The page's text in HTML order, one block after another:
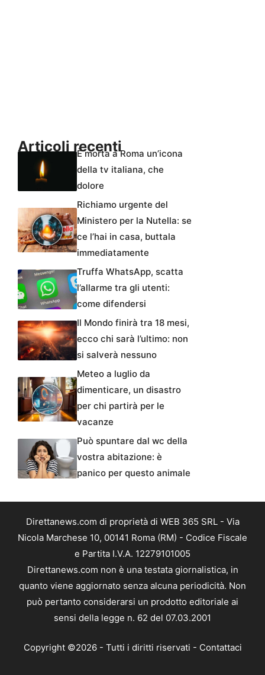
Articoli recentiÈ morta a Roma un’icona
della tv italiana, che
dolore
Richiamo urgente del
Ministero per la Nutella: se
ce l’hai in casa, buttala
immediatamente
Truffa WhatsApp, scatta
l’allarme tra gli utenti:
come difendersi
Il Mondo finirà tra 18 mesi,
ecco chi sarà l’ultimo: non
si salverà nessuno
Meteo a luglio da
dimenticare, un disastro
per chi partirà per le
vacanze
Può spuntare dal wc della
vostra abitazione: è
panico per questo animale
Direttanews.com di proprietà di WEB 365 SRL - Via
Nicola Marchese 10, 00141 Roma (RM) - Codice Fiscale
e Partita I.V.A. 12279101005
Direttanews.com non è una testata giornalistica, in
quanto viene aggiornato senza alcuna periodicità. Non
può pertanto considerarsi un prodotto editoriale ai
sensi della legge n. 62 del 07.03.2001
Copyright ©2026 - Tutti i diritti riservati - Contattaci